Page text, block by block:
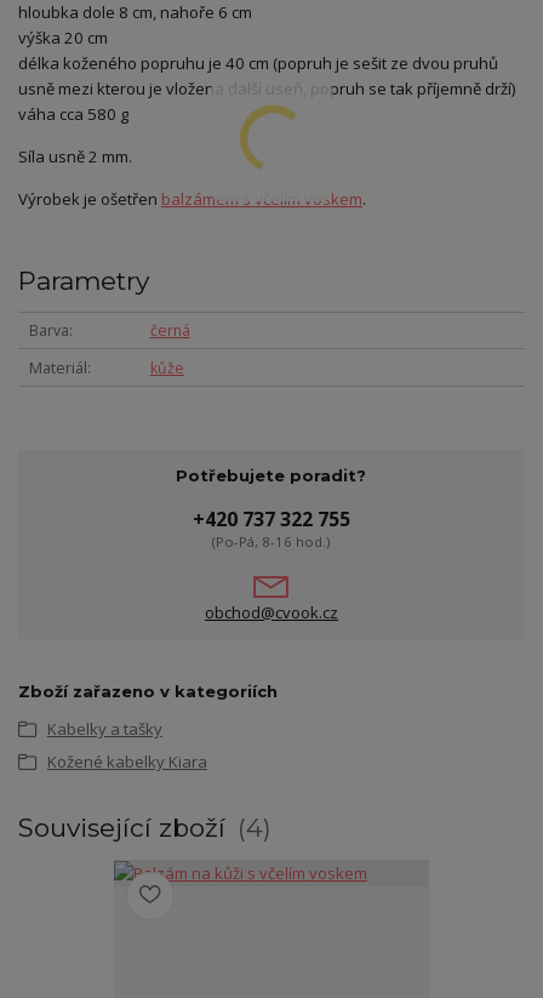
hloubka dole 8 cm, nahoře 6 cm
výška 20 cm
délka koženého popruhu je 40 cm (popruh je sešit ze dvou pruhů
usně mezi kterou je vložena další useň, popruh se tak příjemně drží)
váha cca 580 g
Síla usně 2 mm.
Výrobek je ošetřen balzámem s včelím voskem.
Parametry
Barva
černá
Materiál
kůže
Potřebujete poradit?
+420 737 322 755
(Po-Pá, 8-16 hod.)
obchod@cvook.cz
Zboží zařazeno v kategoriích
Kabelky a tašky
Kožené kabelky Kiara
Související zboží 4